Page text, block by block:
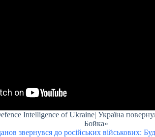
Intelligence of Ukraine| Україна
Бойка»
звернувся до російських військових: